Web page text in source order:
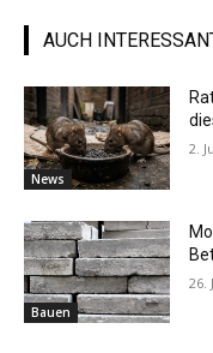
AUCH
News
2.
Bauen
26.